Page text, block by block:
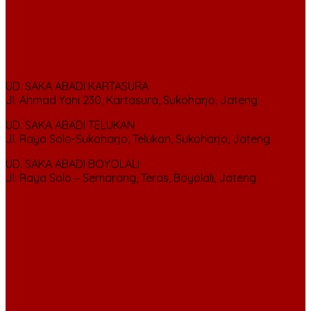
UD. SAKA ABADI KARTASURA
Jl. Ahmad Yani 230, Kartasura, Sukoharjo, Jateng
UD. SAKA ABADI TELUKAN
Jl. Raya Solo-Sukoharjo, Telukan, Sukoharjo, Jateng
UD. SAKA ABADI BOYOLALI
Jl. Raya Solo – Semarang, Teras, Boyolali, Jateng